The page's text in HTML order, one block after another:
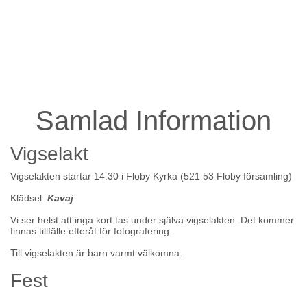
Samlad Information
Vigselakt
Vigselakten startar 14:30 i Floby Kyrka (521 53 Floby församling)
Klädsel: Kavaj
Vi ser helst att inga kort tas under själva vigselakten. Det kommer
finnas tillfälle efteråt för fotografering.
Till vigselakten är barn varmt välkomna.
Fest